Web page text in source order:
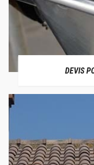
DEVIS